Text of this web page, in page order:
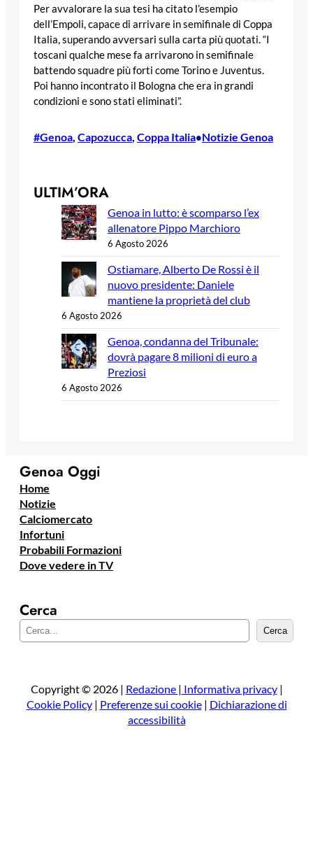
Per avvalorare la sua tesi ha citato l’esempio
dell’Empoli, capace di arrivare in semifinale di Coppa
Italia, superando avversari sulla carta più quotati. “I
toscani qualche mese fa arrivarono in semifinale
battendo squadre più forti come Torino e Juventus.
Poi hanno incontrato il Bologna che era in grandi
condizioni e sono stati eliminati”.
#Genoa, Capozucca, Coppa Italia•Notizie Genoa
ULTIM’ORA
Genoa in lutto: è scomparso l’ex
allenatore Pippo Marchioro
6 Agosto 2026
Ostiamare, Alberto De Rossi è il
nuovo presidente: Daniele
mantiene la proprietà del club
6 Agosto 2026
Genoa, condanna del Tribunale:
dovrà pagare 8 milioni di euro a
Preziosi
6 Agosto 2026
Genoa Oggi
Home
Notizie
Calciomercato
Infortuni
Probabili Formazioni
Dove vedere in TV
Cerca
e
a
Cerca
Copyright © 2026 | Redazione | Informativa privacy|
Cookie Policy| Preferenze sui cookie| Dichiarazione di
accessibilità